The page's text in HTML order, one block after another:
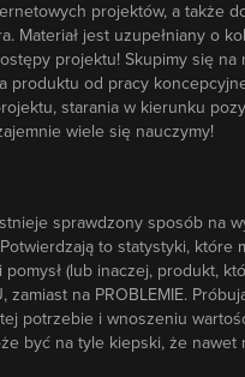
projektów, a także
Materiał jest uzupełniany o
projektu! Skupimy się
produktu od pracy
starania w kierunku
wiele się nauczymy!
sprawdzony sposób na
to statystyki, które
(lub inaczej, produkt,
na PROBLEMIE.
potrzebie i wnoszeniu
być na tyle kiepski, że